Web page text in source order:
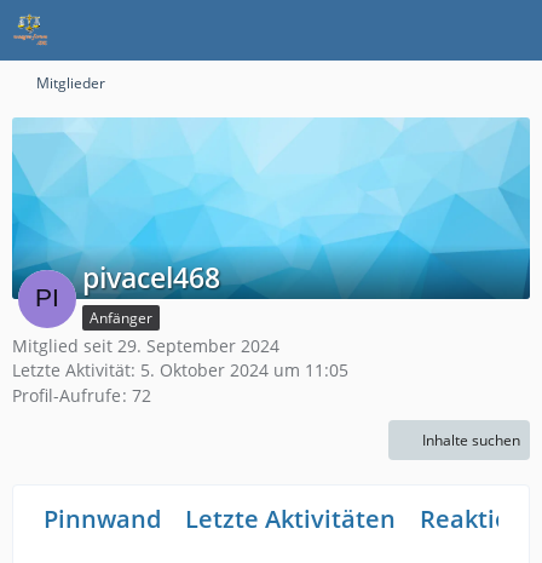
Mitglieder
pivacel468
Anfänger
Mitglied seit 29. September 2024
Letzte Aktivität: 5. Oktober 2024 um 11:05
Profil-Aufrufe 72
Inhalte suchen
Pinnwand Letzte Aktivitäten